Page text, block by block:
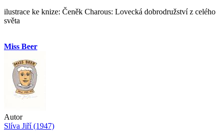
ilustrace ke knize: Čeněk Charous: Lovecká dobrodružství z celého
světa
Miss Beer
Autor
Slíva Jiří (1947)